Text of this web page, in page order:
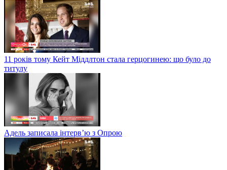
11 років тому Кейт Міддлтон стала герцогинею: що було до
титулу
Адель записала інтерв’ю з Опрою